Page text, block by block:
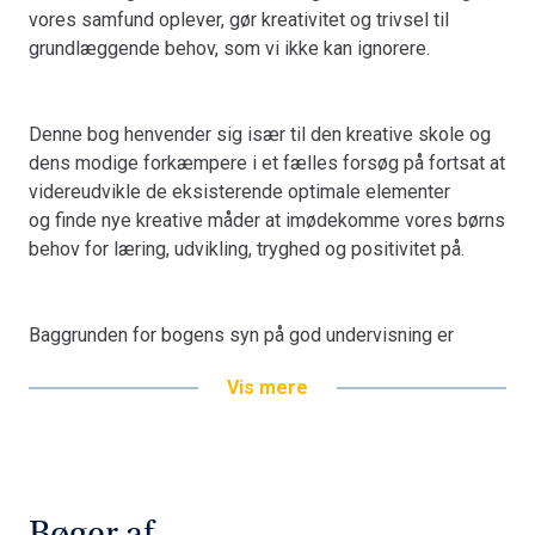
anvendelige redskaber.
vores samfund oplever, gør kreativitet og trivsel til
grundlæggende behov, som vi ikke kan ignorere.
Denne bog henvender sig især til den kreative skole og
dens modige forkæmpere i et fælles forsøg på fortsat at
videreudvikle de eksisterende optimale elementer
og finde nye kreative måder at imødekomme vores børns
behov for læring, udvikling, tryghed og positivitet på.
Baggrunden for bogens syn på god undervisning er
er at inspirere de lærere, som mener, at kreativitet bør
Vis mere